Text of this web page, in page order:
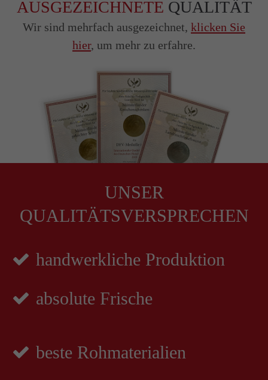
AUSGEZEICHNETE QUALITÄT
Wir sind mehrfach ausgezeichnet, klicken Sie
hier, um mehr zu erfahre.
UNSER
QUALITÄTSVERSPRECHEN
handwerkliche Produktion
absolute Frische
beste Rohmaterialien